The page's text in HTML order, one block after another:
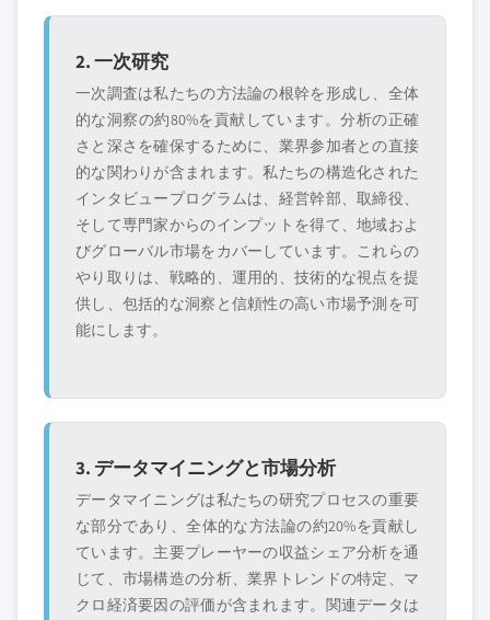
2. 一次研究
一次調査は私たちの方法論の根幹を形成し、全体
的な洞察の約80%を貢献しています。分析の正確
さと深さを確保するために、業界参加者との直接
的な関わりが含まれます。私たちの構造化された
インタビュープログラムは、経営幹部、取締役、
そして専門家からのインプットを得て、地域およ
びグローバル市場をカバーしています。これらの
やり取りは、戦略的、運用的、技術的な視点を提
供し、包括的な洞察と信頼性の高い市場予測を可
能にします。
3. データマイニングと市場分析
データマイニングは私たちの研究プロセスの重要
な部分であり、全体的な方法論の約20%を貢献し
ています。主要プレーヤーの収益シェア分析を通
じて、市場構造の分析、業界トレンドの特定、マ
クロ経済要因の評価が含まれます。関連データは